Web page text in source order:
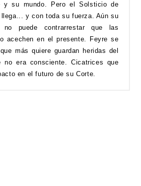
y su mundo. Pero el Solsticio de
llega... y con toda su fuerza. Aún su
no puede contrarrestar que las
acechen en el presente. Feyre se
más quiere guardan heridas del
no era consciente. Cicatrices que
en el futuro de su Corte.